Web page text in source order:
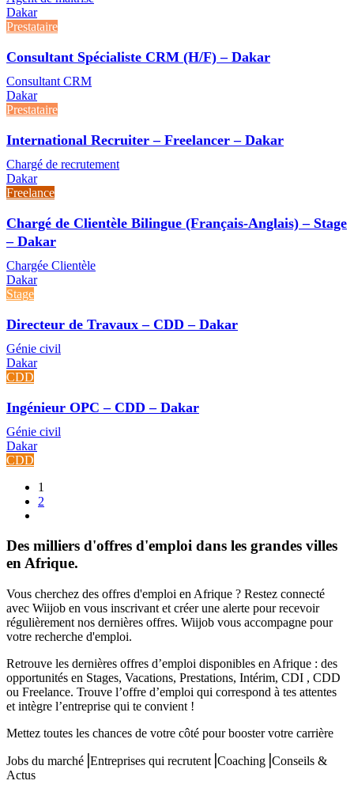
Dakar
Prestataire
Consultant Spécialiste CRM (H/F) – Dakar
Consultant CRM
Dakar
Prestataire
International Recruiter – Freelancer – Dakar
Chargé de recrutement
Dakar
Freelance
Chargé de Clientèle Bilingue (Français-Anglais) – Stage
– Dakar
Chargée Clientèle
Dakar
Stage
Directeur de Travaux – CDD – Dakar
Génie civil
Dakar
CDD
Ingénieur OPC – CDD – Dakar
Génie civil
Dakar
CDD
1
2
Des milliers d'offres d'emploi dans les grandes villes
en Afrique.
Vous cherchez des offres d'emploi en Afrique ? Restez connecté
avec Wiijob en vous inscrivant et créer une alerte pour recevoir
régulièrement nos dernières offres. Wiijob vous accompagne pour
votre recherche d'emploi.
Retrouve les dernières offres d’emploi disponibles en Afrique : des
opportunités en Stages, Vacations, Prestations, Intérim, CDI , CDD
ou Freelance. Trouve l’offre d’emploi qui correspond à tes attentes
et intègre l’entreprise qui te convient !
Mettez toutes les chances de votre côté pour booster votre carrière
Jobs du marché⎟Entreprises qui recrutent⎟Coaching⎟Conseils &
Actus